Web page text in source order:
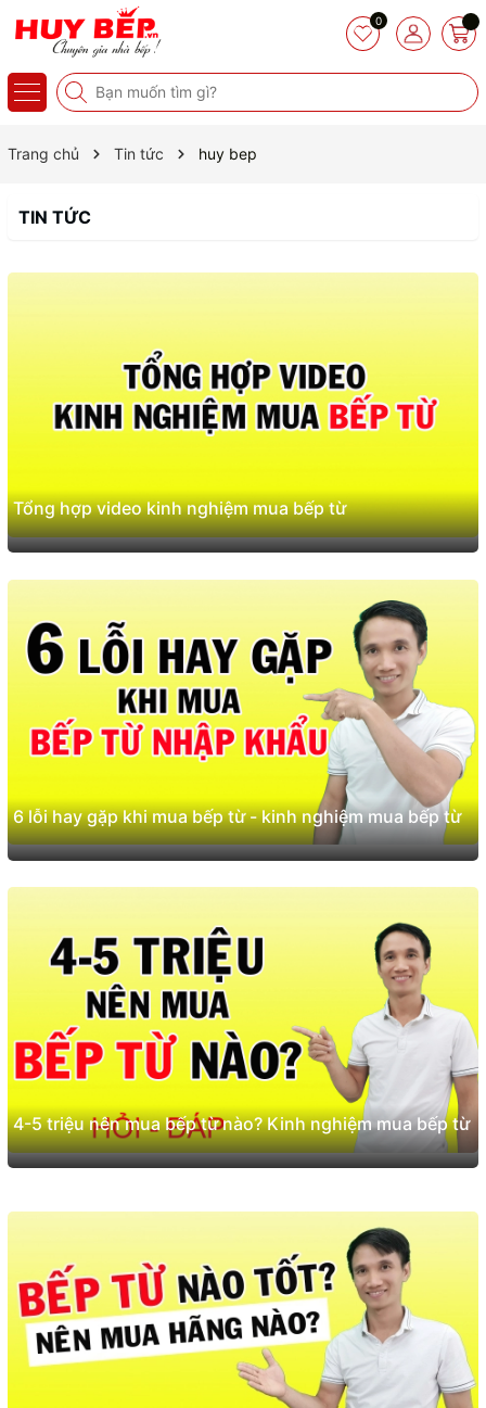
0
Trang chủ Tin tức huy bep
TIN TỨC
Tổng hợp video kinh nghiệm mua bếp từ
6 lỗi hay gặp khi mua bếp từ - kinh nghiệm mua bếp từ
4-5 triệu nên mua bếp từ nào? Kinh nghiệm mua bếp từ